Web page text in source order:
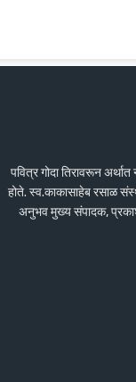
पवित्र गोदा तिरावरून
होते. स्व.काकासाहेब रसाळ
अनुभव मुख्य संपादक,